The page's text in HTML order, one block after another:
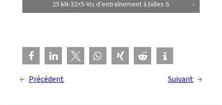
25 kN-32×5-Vis d’entraînement à billes S
← Précédent Suivant →